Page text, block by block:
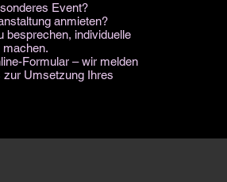
Event?
anmieten?
besprechen, individuelle
machen.
Formular – wir melden
zur Umsetzung Ihres